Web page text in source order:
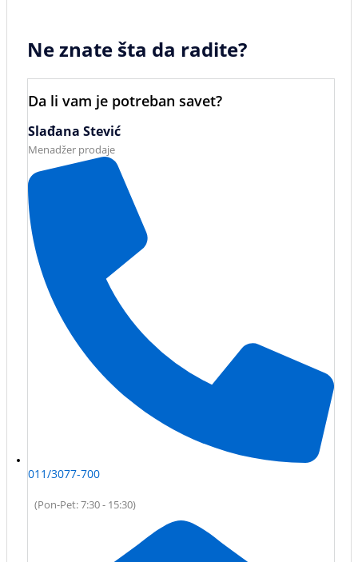
Ne znate šta da radite?
Da li vam je potreban savet?
Slađana Stević
Menadžer prodaje
011/3077-700
(Pon-Pet: 7:30 - 15:30)